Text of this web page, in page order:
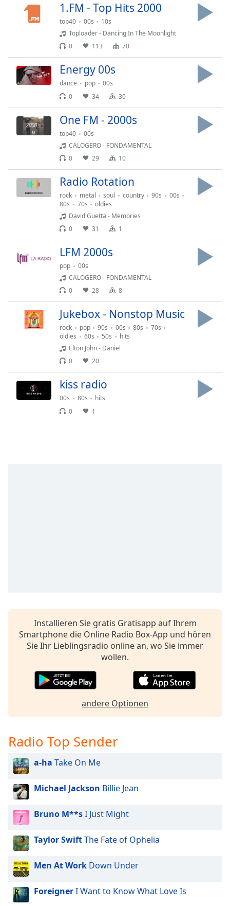
Rate
Chapters
Descriptions
descriptions
Subtitles
subtitles
dialog
Caption
Area
Background
Color
Opacity
Size
Text
Style
1.FM - Top Hits 2000
top40 00s
10s
Toploader - Dancing In The Moonlight
0
113 70
Energy 00s
dance pop
00s
0
34 30
One FM - 2000s
top40
00s
CALOGERO - FONDAMENTAL
0
29 10
Radio Rotation
rock metal soul country 90s
00s
80s
70s
oldies
David Guetta - Memories
0
31 1
LFM 2000s
pop
00s
CALOGERO - FONDAMENTAL
0
28 8
Jukebox - Nonstop Music
rock pop 90s 00s 80s
70s
oldies
60s 50s
hits
Elton John - Daniel
0
20
kiss radio
00s 80s
hits
0
1
Installieren Sie gratis Gratisapp auf Ihrem
Smartphone die Online Radio Box-App und hören
Sie Ihr Lieblingsradio online an, wo Sie immer
wollen.
andere Optionen
Radio Top Sender
a-ha Take On Me
Michael Jackson Billie Jean
Bruno M**sI Just Might
Taylor SwiftThe Fate of Ophelia
Men At Work Down Under
ForeignerI Want to Know What Love Is